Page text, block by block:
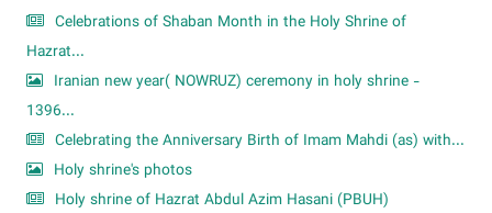
Celebrations of Shaban Month in the Holy Shrine of
Hazrat...
Iranian new year( NOWRUZ) ceremony in holy shrine -
1396...
Celebrating the Anniversary Birth of Imam Mahdi (as) with...
Holy shrine's photos
Holy shrine of Hazrat Abdul Azim Hasani (PBUH)